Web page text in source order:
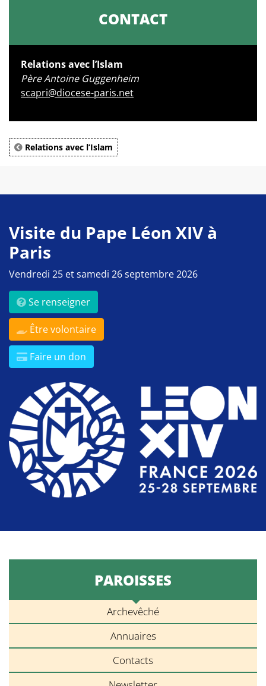
CONTACT
Relations avec l’Islam
Père Antoine Guggenheim
scapri@diocese-paris.net
Relations avec l’Islam
Visite du Pape Léon XIV à
Paris
Vendredi 25 et samedi 26 septembre 2026
Se renseigner
Être volontaire
Faire un don
PAROISSES
Archevêché
Annuaires
Contacts